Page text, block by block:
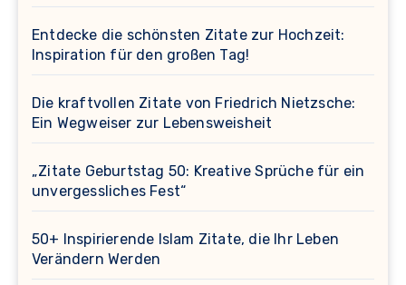
Entdecke die schönsten Zitate zur Hochzeit:
Inspiration für den großen Tag!
Die kraftvollen Zitate von Friedrich Nietzsche:
Ein Wegweiser zur Lebensweisheit
„Zitate Geburtstag 50: Kreative Sprüche für ein
unvergessliches Fest“
50+ Inspirierende Islam Zitate, die Ihr Leben
Verändern Werden